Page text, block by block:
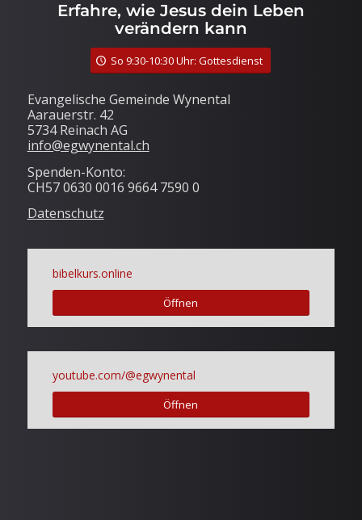
Erfahre, wie Jesus dein Leben
verändern kann
So 9:30-10:30 Uhr: Gottesdienst
Evangelische Gemeinde Wynental
Aarauerstr. 42
5734 Reinach AG
info@egwynental.ch
Spenden-Konto:
CH57 0630 0016 9664 7590 0
Datenschutz
bibelkurs.online
Öffnen
youtube.com/@egwynental
Öffnen